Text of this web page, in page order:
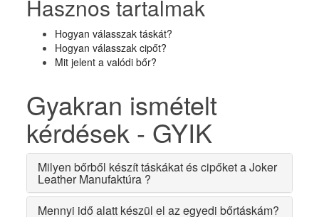
Hasznos tartalmak
Hogyan válasszak táskát?
Hogyan válasszak cipőt?
Mit jelent a valódi bőr?
Gyakran ismételt
kérdések - GYIK
Milyen bőrből készít táskákat és cipőket a Joker
Leather Manufaktúra ?
Mennyi idő alatt készül el az egyedi bőrtáskám?